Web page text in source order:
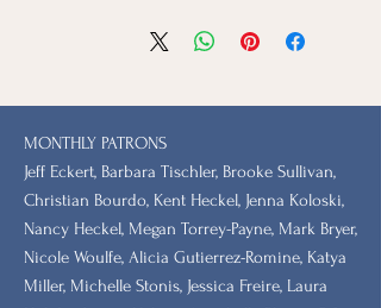
MONTHLY PATRONS
​Jeff Eckert, Barbara Tischler, Brooke Sullivan,
Christian Bourdo, Kent Heckel, Jenna Koloski,
Nancy Heckel, Megan Torrey-Payne, Mark Bryer,
Nicole Woulfe, Alicia Gutierrez-Romine, Katya
Miller, Michelle Stonis, Jessica Freire, Laura